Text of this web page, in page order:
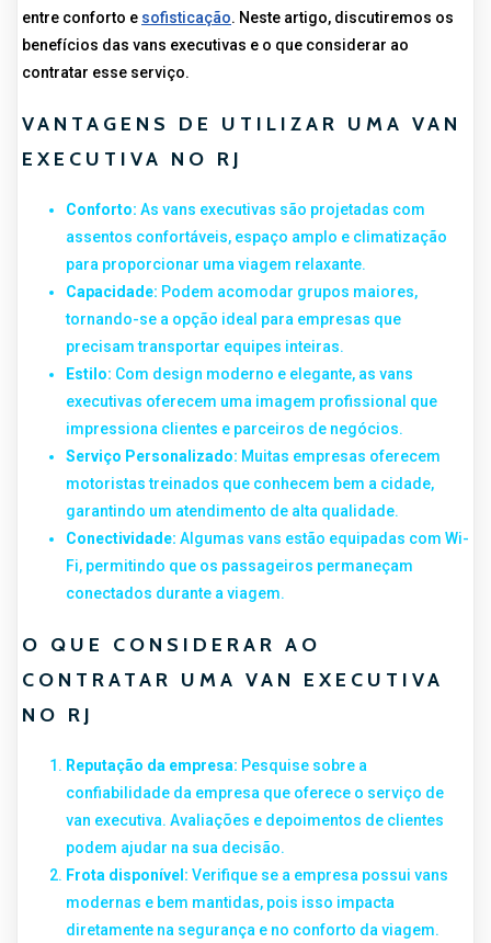
entre conforto e sofisticação. Neste artigo, discutiremos os
benefícios das vans executivas e o que considerar ao
contratar esse serviço.
VANTAGENS DE UTILIZAR UMA VAN
EXECUTIVA NO RJ
Conforto: As vans executivas são projetadas com
assentos confortáveis, espaço amplo e climatização
para proporcionar uma viagem relaxante.
Capacidade: Podem acomodar grupos maiores,
tornando-se a opção ideal para empresas que
precisam transportar equipes inteiras.
Estilo: Com design moderno e elegante, as vans
executivas oferecem uma imagem profissional que
impressiona clientes e parceiros de negócios.
Serviço Personalizado: Muitas empresas oferecem
motoristas treinados que conhecem bem a cidade,
garantindo um atendimento de alta qualidade.
Conectividade: Algumas vans estão equipadas com Wi-
Fi, permitindo que os passageiros permaneçam
conectados durante a viagem.
O QUE CONSIDERAR AO
CONTRATAR UMA VAN EXECUTIVA
NO RJ
Reputação da empresa: Pesquise sobre a
confiabilidade da empresa que oferece o serviço de
van executiva. Avaliações e depoimentos de clientes
podem ajudar na sua decisão.
Frota disponível: Verifique se a empresa possui vans
modernas e bem mantidas, pois isso impacta
diretamente na segurança e no conforto da viagem.